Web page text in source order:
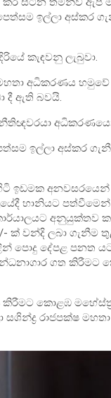
ඉල්ලා අස්කර
කැඳවනු ලැබුවා.
අධිකරණය
දී ඇති බවයි.
ඉල්ලා අස්කර
ඉඩමක
හානියට පත්වීමෙන්
අනුයුක්තව
ක් වන්දි ලබා ගැනීම
පොදු දේපළ පනත
ගත කිරීමට
කිරීමට කොළඹ
සශින්ද්‍ර රාජපක්ෂ